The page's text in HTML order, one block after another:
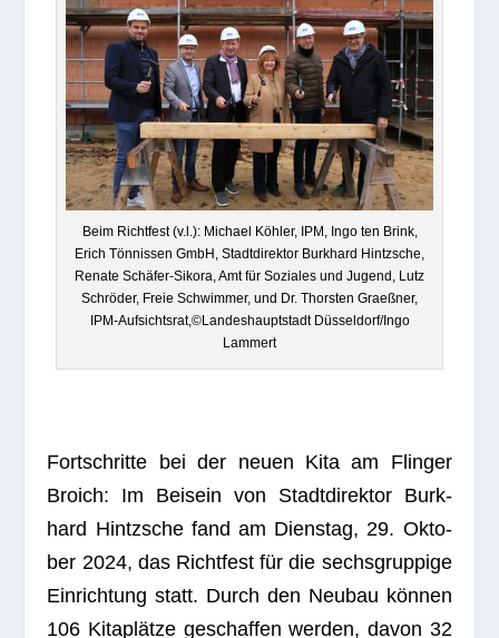
Beim Richt­fest (v.l.): Michael Köh­ler, IPM, Ingo ten Brink,
Erich Tön­nis­sen GmbH, Stadt­di­rek­tor Burk­hard Hintzsche,
Renate Schä­fer-Sikora, Amt für Sozia­les und Jugend, Lutz
Schrö­der, Freie Schwim­mer, und Dr. Thors­ten Graeß­ner,
IPM-Aufsichtsrat,©Landeshauptstadt Düsseldorf/Ingo
Lammert
Fort­schritte bei der neuen Kita am Flin­ger
Broich: Im Bei­sein von Stadt­di­rek­tor Burk­
hard Hintzsche fand am Diens­tag, 29. Okto­
ber 2024, das Richt­fest für die sechs­grup­pige
Ein­rich­tung statt. Durch den Neu­bau kön­nen
106 Kita­plätze geschaf­fen wer­den, davon 32